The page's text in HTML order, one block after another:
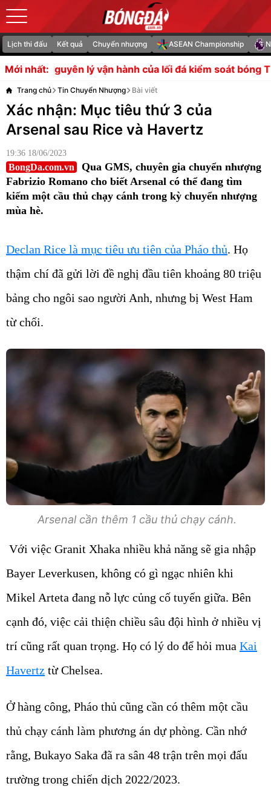
Lịch thi đấu Kết quả Chuyển nhượng ASEAN Championship
Mới nhất:
hành của lối đá kiểm soát bóng Tiki-taka Người đại
Trang chủ Tin Chuyển Nhượng Bài viết
Xác nhận: Mục tiêu thứ 3 của
Arsenal sau Rice và Havertz
19:36 18/06/2023
BongDa.com.vn
Qua GMS, chuyên gia chuyển nhượng
Fabrizio Romano cho biết Arsenal có thể đang tìm
kiếm một cầu thủ chạy cánh trong kỳ chuyển nhượng
mùa hè.
Declan Rice là mục tiêu ưu tiên của Pháo thủ. Họ
thậm chí đã gửi lời đề nghị đầu tiên khoảng 80 triệu
bảng cho ngôi sao người Anh, nhưng bị West Ham
từ chối.
Arsenal cần thêm 1 cầu thủ chạy cánh.
Với việc Granit Xhaka nhiều khả năng sẽ gia nhập
Bayer Leverkusen, không có gì ngạc nhiên khi
Mikel Arteta đang nỗ lực củng cố tuyến giữa. Bên
cạnh đó, việc cải thiện chiều sâu đội hình ở nhiều vị
trí cũng rất quan trọng. Họ có lý do để hỏi mua Kai
Havertz từ Chelsea.
Ở hàng công, Pháo thủ cũng cần có thêm một cầu
thủ chạy cánh làm phương án dự phòng. Cần nhớ
rằng, Bukayo Saka đã ra sân 48 trận trên mọi đấu
trường trong chiến dịch 2022/2023.